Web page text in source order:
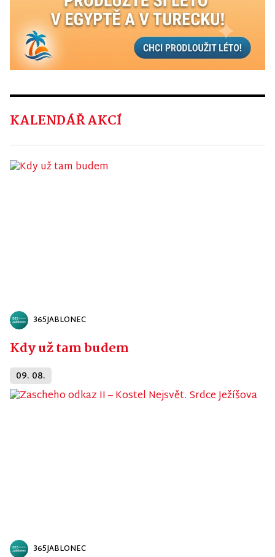
KALENDÁŘ AKCÍ
365JABLONEC
Kdy už tam budem
09. 08.
365JABLONEC